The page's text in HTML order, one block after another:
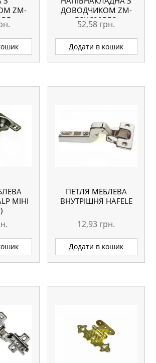
ZM-
ДОВОДЧИКОМ ZM-
ECHC08BEO
52,58 грн.
Додати в кошик
МІНІ
ПЕТЛЯ МЕБЛЕВА
ВНУТРІШНЯ HAFELE
12,93 грн.
Додати в кошик